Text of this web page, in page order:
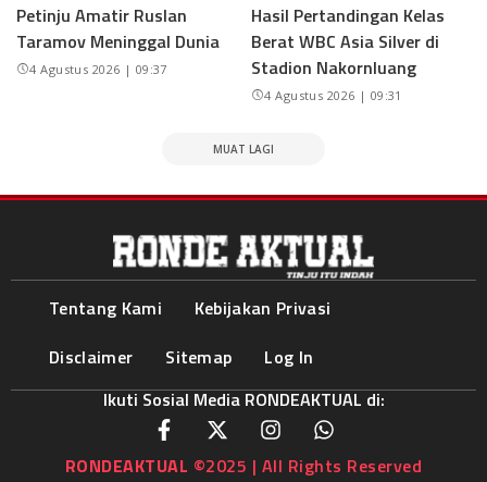
Petinju Amatir Ruslan
Taramov Meninggal Dunia
4 Agustus 2026 | 09:37
Hasil Pertandingan Kelas
Berat WBC Asia Silver di
Stadion Nakornluang
4 Agustus 2026 | 09:31
MUAT LAGI
Tentang Kami
Kebijakan Privasi
Disclaimer
Sitemap
Log In
Ikuti Sosial Media RONDEAKTUAL di:
RONDEAKTUAL ©2025 | All Rights Reserved